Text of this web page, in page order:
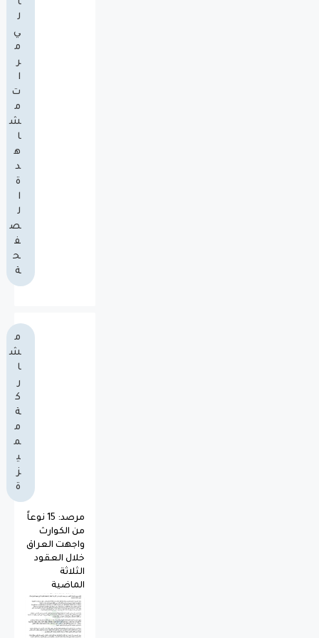
ا
ل
ي
م
ر
ا
ت
م
ش
ا
ه
د
ة
ا
ل
ص
ف
ح
ة
م
ش
ا
ر
ك
ة
م
م
ي
ز
ة
مرصد: 15 نوعاً
من الكوارث
واجهت العراق
خلال العقود
الثلاثة
الماضية